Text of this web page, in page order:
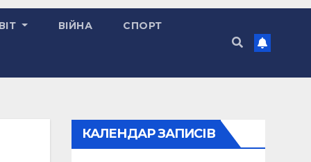
ВІЙНА СПОРТ
КАЛЕНДАР ЗАПИСІВ